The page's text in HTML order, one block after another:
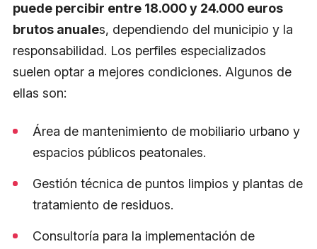
puede percibir entre 18.000 y 24.000 euros
brutos anuales, dependiendo del municipio y la
responsabilidad. Los perfiles especializados
suelen optar a mejores condiciones. Algunos de
ellas son:
Área de mantenimiento de mobiliario urbano y
espacios públicos peatonales.
Gestión técnica de puntos limpios y plantas de
tratamiento de residuos.
Consultoría para la implementación de